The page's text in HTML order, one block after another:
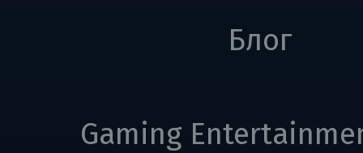
Блог
Gaming